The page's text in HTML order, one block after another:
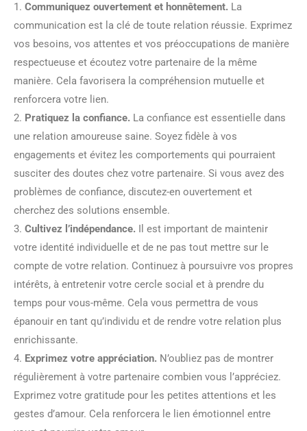
1. Communiquez ouvertement et honnêtement. La
communication est la clé de toute relation réussie. Exprimez
vos besoins, vos attentes et vos préoccupations de manière
respectueuse et écoutez votre partenaire de la même
manière. Cela favorisera la compréhension mutuelle et
renforcera votre lien.
2. Pratiquez la confiance. La confiance est essentielle dans
une relation amoureuse saine. Soyez fidèle à vos
engagements et évitez les comportements qui pourraient
susciter des doutes chez votre partenaire. Si vous avez des
problèmes de confiance, discutez-en ouvertement et
cherchez des solutions ensemble.
3. Cultivez l’indépendance. Il est important de maintenir
votre identité individuelle et de ne pas tout mettre sur le
compte de votre relation. Continuez à poursuivre vos propres
intérêts, à entretenir votre cercle social et à prendre du
temps pour vous-même. Cela vous permettra de vous
épanouir en tant qu’individu et de rendre votre relation plus
enrichissante.
4. Exprimez votre appréciation. N’oubliez pas de montrer
régulièrement à votre partenaire combien vous l’appréciez.
Exprimez votre gratitude pour les petites attentions et les
gestes d’amour. Cela renforcera le lien émotionnel entre